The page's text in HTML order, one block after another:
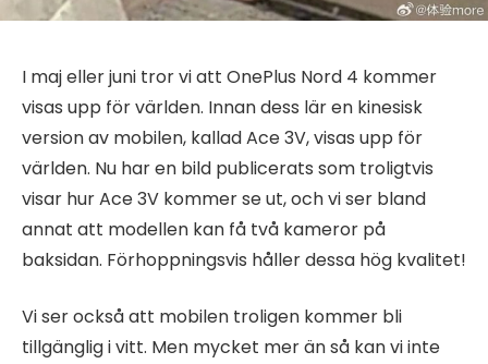
I maj eller juni tror vi att OnePlus Nord 4 kommer
visas upp för världen. Innan dess lär en kinesisk
version av mobilen, kallad Ace 3V, visas upp för
världen. Nu har en bild publicerats som troligtvis
visar hur Ace 3V kommer se ut, och vi ser bland
annat att modellen kan få två kameror på
baksidan. Förhoppningsvis håller dessa hög kvalitet!
Vi ser också att mobilen troligen kommer bli
tillgänglig i vitt. Men mycket mer än så kan vi inte